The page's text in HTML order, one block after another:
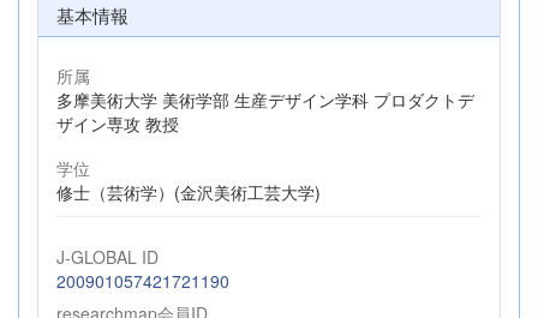
基本情報
所属
多摩美術大学 美術学部 生産デザイン学科 プロダクトデ
ザイン専攻 教授
学位
修士（芸術学）(金沢美術工芸大学)
J-GLOBAL ID
200901057421721190
researchmap会員ID